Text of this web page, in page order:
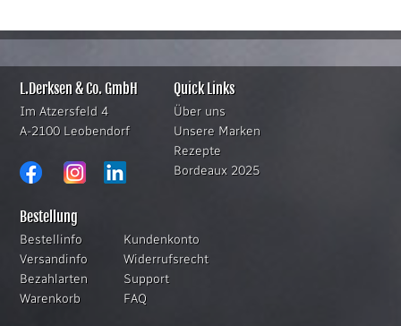
L.Derksen & Co. GmbH
Im Atzersfeld 4
A-2100 Leobendorf
Quick Links
Über uns
Unsere Marken
Rezepte
Bordeaux 2025
Bestellung
Bestellinfo
Versandinfo
Bezahlarten
Warenkorb
Kundenkonto
Widerrufsrecht
Support
FAQ